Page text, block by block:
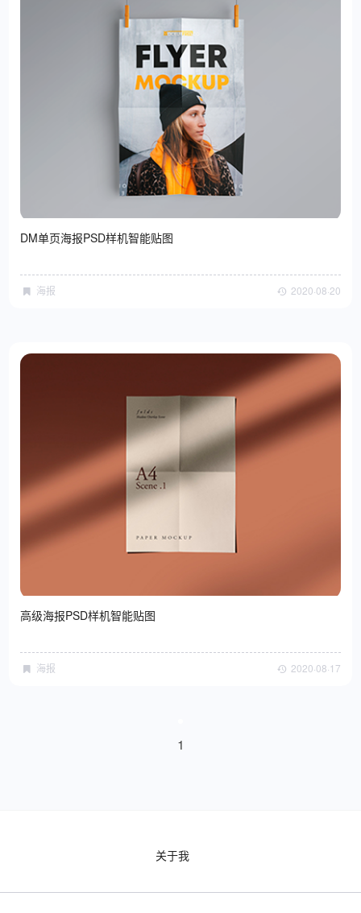
DM单页海报PSD样机智能贴图
海报 2020·08·20
高级海报PSD样机智能贴图
海报 2020·08·17
1
关于我